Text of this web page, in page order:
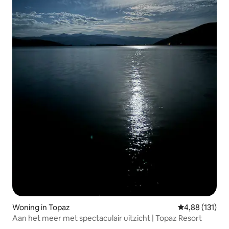
Woning in Topaz Gemiddelde
4,88 (131)
Aan het meer met spectaculair uitzicht | Topaz Resort